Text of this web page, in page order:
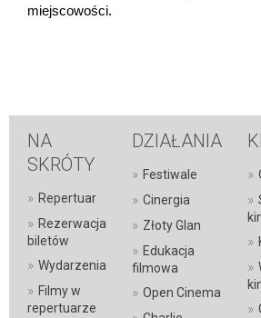
miejscowości.
NA
SKRÓTY
» Repertuar
» Rezerwacja
biletów
» Wydarzenia
» Filmy w
repertuarze
DZIAŁANIA
» Festiwale
» Cinergia
» Złoty Glan
» Edukacja
filmowa
» Open Cinema
»
»
»
»
»